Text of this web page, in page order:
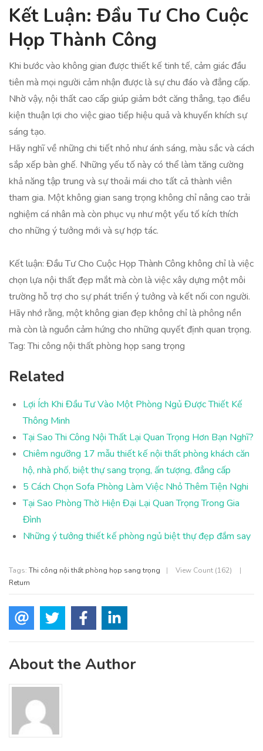
Kết Luận: Đầu Tư Cho Cuộc
Họp Thành Công
Khi bước vào không gian được thiết kế tinh tế, cảm giác đầu
tiên mà mọi người cảm nhận được là sự chu đáo và đẳng cấp.
Nhờ vậy, nội thất cao cấp giúp giảm bớt căng thẳng, tạo điều
kiện thuận lợi cho việc giao tiếp hiệu quả và khuyến khích sự
sáng tạo.
Hãy nghĩ về những chi tiết nhỏ như ánh sáng, màu sắc và cách
sắp xếp bàn ghế. Những yếu tố này có thể làm tăng cường
khả năng tập trung và sự thoải mái cho tất cả thành viên
tham gia. Một không gian sang trọng không chỉ nâng cao trải
nghiệm cá nhân mà còn phục vụ như một yếu tố kích thích
cho những ý tưởng mới và sự hợp tác.
Kết luận: Đầu Tư Cho Cuộc Họp Thành Công không chỉ là việc
chọn lựa nội thất đẹp mắt mà còn là việc xây dựng một môi
trường hỗ trợ cho sự phát triển ý tưởng và kết nối con người.
Hãy nhớ rằng, một không gian đẹp không chỉ là phông nền
mà còn là nguồn cảm hứng cho những quyết định quan trọng.
Tag: Thi công nội thất phòng họp sang trọng
Related
Lợi Ích Khi Đầu Tư Vào Một Phòng Ngủ Được Thiết Kế
Thông Minh
Tại Sao Thi Công Nội Thất Lại Quan Trọng Hơn Bạn Nghĩ?
Chiêm ngưỡng 17 mẫu thiết kế nội thất phòng khách căn
hộ, nhà phố, biệt thự sang trọng, ấn tượng, đẳng cấp
5 Cách Chọn Sofa Phòng Làm Việc Nhỏ Thêm Tiện Nghi
Tại Sao Phòng Thờ Hiện Đại Lại Quan Trọng Trong Gia
Đình
Những ý tưởng thiết kế phòng ngủ biệt thự đẹp đắm say
Tags: Thi công nội thất phòng họp sang trọng | View Count (162)
|
Return
About the Author